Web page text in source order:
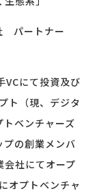
パートナー
VCにて投資及び
ト（現、デジタ
ベンチャーズ
プの創業メンバ
会社にてオープ
オプトベンチャ